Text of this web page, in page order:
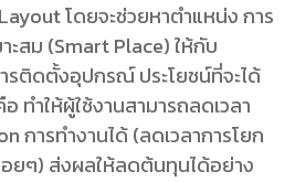
โดยจะช่วยหาตําแหน่ง การ
สม (Smart Place) ให้กับ
ติดตั้งอุปกรณ์ ประโยชน์ที่จะได้
ทําให้ผู้ใช้งานสามารถลดเวลา
การทํางานได้ (ลดเวลาการโยก
ยๆ) ส่งผลให้ลดต้นทุนได้อย่าง